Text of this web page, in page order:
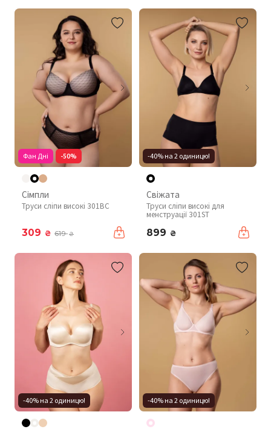
Фан Дні -50%
Сімпли
Труси сліпи високі 301BC
309 ₴ 619₴
-40% на 2 одиницю!
Свіжата
Труси сліпи високі для
менструації 301ST
899 ₴
-40% на 2 одиницю! -40% на 2 одиницю!